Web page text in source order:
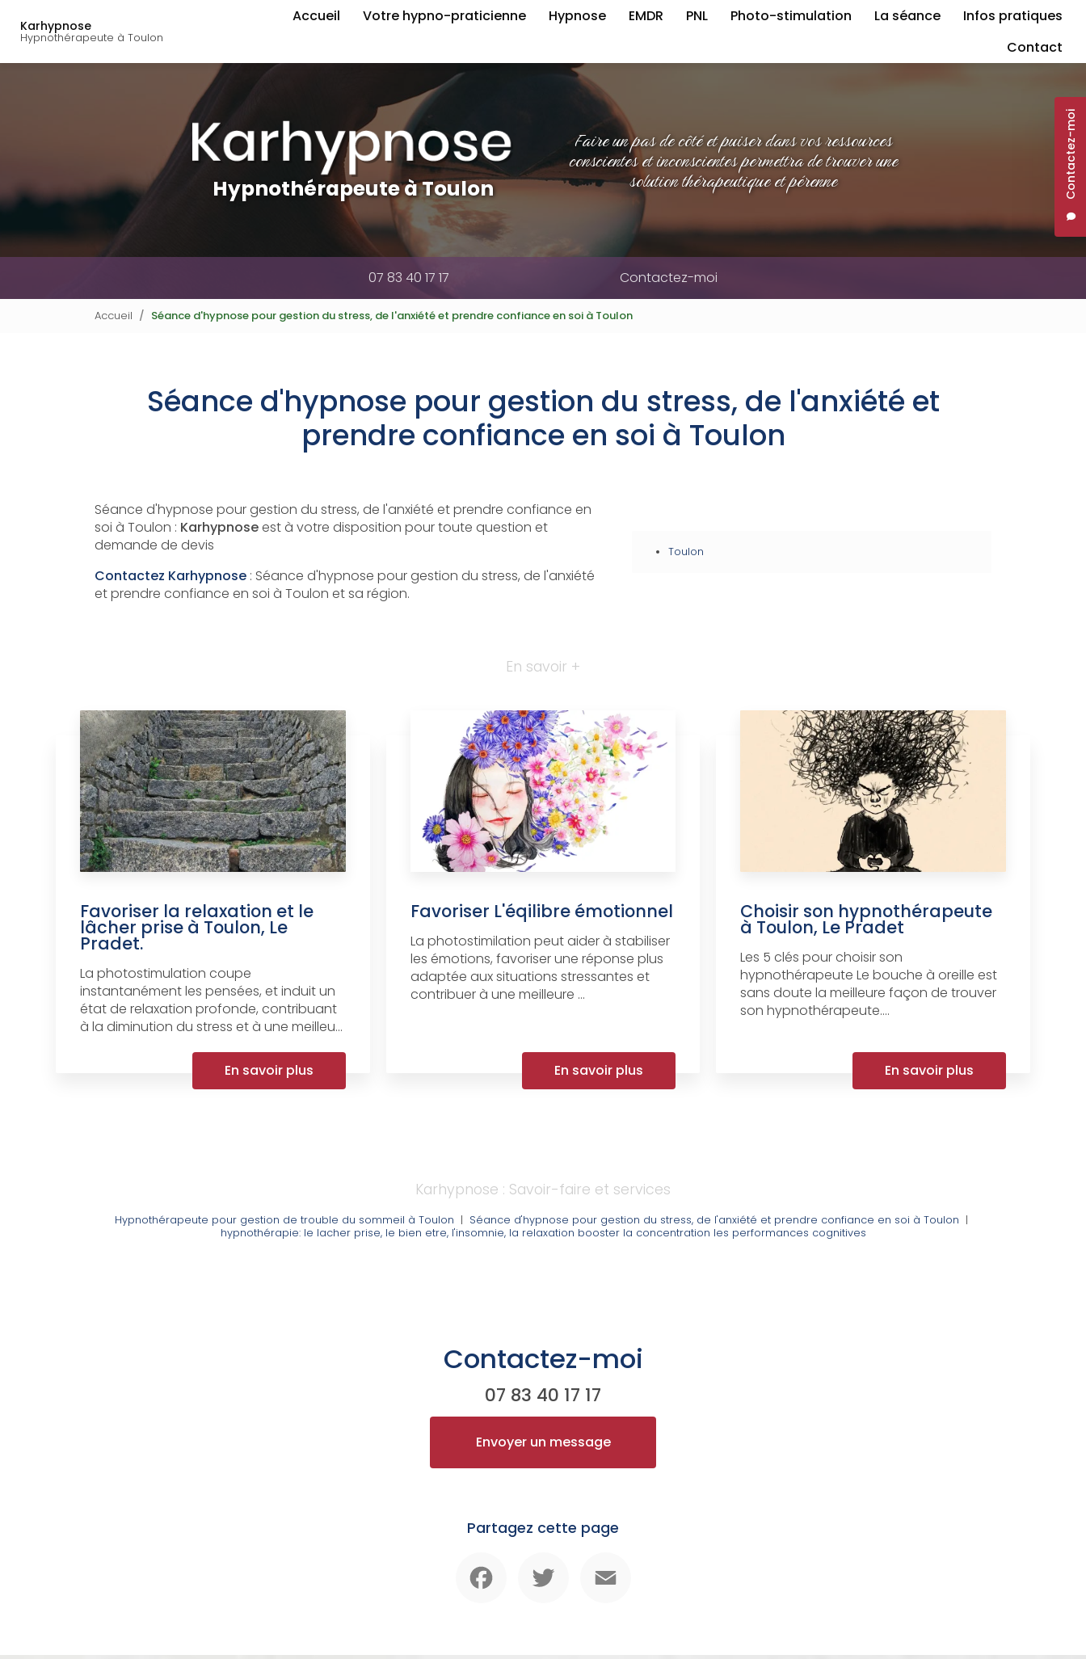
contenu
principal
Karhypnose
Hypnothérapeute à Toulon
Contactez-moi
Navigation principale
Accueil Votre hypno-praticienne Hypnose EMDR PNL Photo-stimulation La séance
Infos pratiques
Contact
Hypnothérapeute à Toulon
Faire un pas de côté et puiser dans vos ressources
conscientes et inconscientes permettra de trouver une
solution thérapeutique et pérenne
07 83 40 17 17 Contactez-moi
Accueil Séance d'hypnose pour gestion du stress, de l'anxiété et prendre confiance en soi à Toulon
Séance d'hypnose pour gestion du stress, de l'anxiété et
prendre confiance en soi à Toulon
Séance d'hypnose pour gestion du stress, de l'anxiété et prendre confiance en
soi à Toulon : Karhypnoseest à votre disposition pour toute question et
demande de devis
Contactez Karhypnose : Séance d'hypnose pour gestion du stress, de l'anxiété
et prendre confiance en soi à Toulon et sa région.
Toulon
En savoir +
Favoriser la relaxation et le
lâcher prise à Toulon, Le
Pradet.
La photostimulation coupe
instantanément les pensées, et induit un
état de relaxation profonde, contribuant
à la diminution du stress et à une meilleu...
En savoir plus
Favoriser L'éqilibre émotionnel
La photostimilation peut aider à stabiliser
les émotions, favoriser une réponse plus
adaptée aux situations stressantes et
contribuer à une meilleure ...
En savoir plus
Choisir son hypnothérapeute
à Toulon, Le Pradet
Les 5 clés pour choisir son
hypnothérapeute Le bouche à oreille est
sans doute la meilleure façon de trouver
son hypnothérapeute....
En savoir plus
Karhypnose : Savoir-faire et services
Hypnothérapeute pour gestion de trouble du sommeil à Toulon | Séance d'hypnose pour gestion du stress, de l'anxiété et prendre confiance en soi à Toulon |
hypnothérapie: le lacher prise, le bien etre, l'insomnie, la relaxation booster la concentration les performances cognitives
Contactez-moi
07 83 40 17 17
Envoyer un message
Partagez cette page